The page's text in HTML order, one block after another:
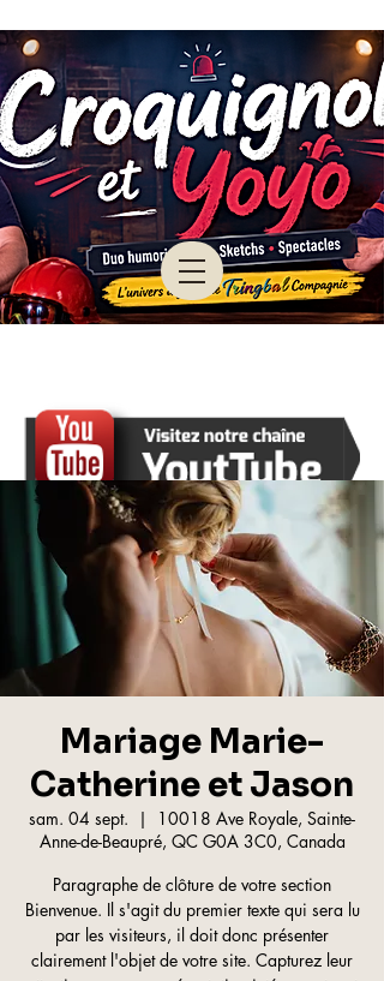
Mariage Marie-
Catherine et Jason
sam. 04 sept.
  |
10018 Ave Royale, Sainte-
Anne-de-Beaupré, QC G0A 3C0, Canada
Paragraphe de clôture de votre section
Bienvenue. Il s'agit du premier texte qui sera lu
par les visiteurs, il doit donc présenter
clairement l'objet de votre site. Capturez leur